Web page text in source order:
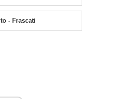
- Frascati